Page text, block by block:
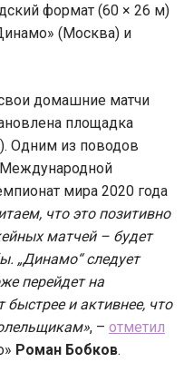
формат (60 × 26 м)
(Москва) и
домашние матчи
площадка
Одним из поводов
мира 2020 года
что это позитивно
матчей – будет
„Динамо“ следует
перейдет на
и активнее, что
, – отметил
Роман Бобков.